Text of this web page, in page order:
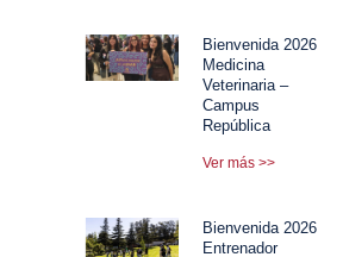
Bienvenida 2026
Medicina
Veterinaria –
Campus
República
Ver más >>
Bienvenida 2026
Entrenador